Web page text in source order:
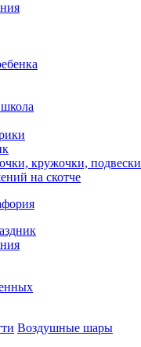
кружочки, подвески
на скотче
Воздушные шары